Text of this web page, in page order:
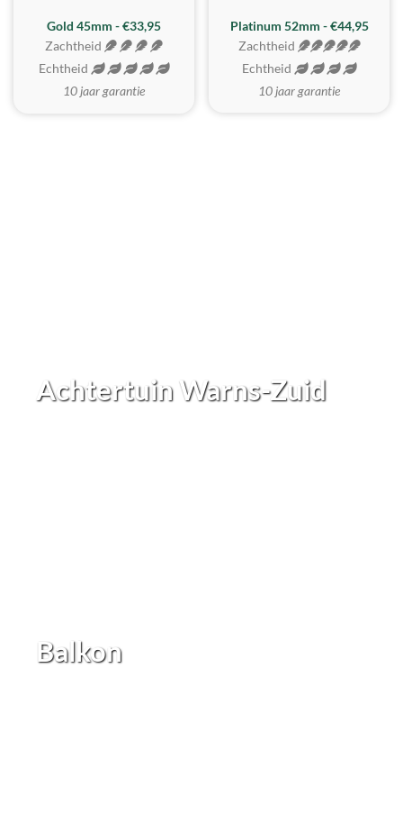
REALISTISCH
Gold 45mm - €33,95
Zachtheid
Echtheid
10 jaar garantie
ZACHTSTE
Platinum 52mm - €44,95
Zachtheid
Echtheid
10 jaar garantie
Achtertuin Warns-Zuid
Balkon